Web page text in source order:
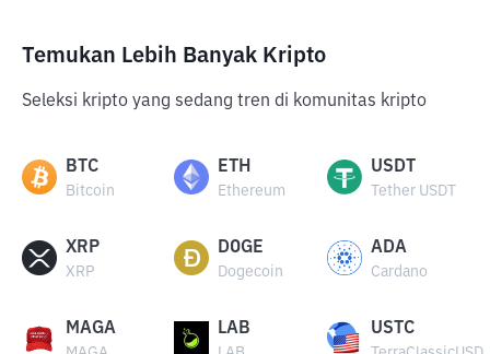
Temukan Lebih Banyak Kripto
Seleksi kripto yang sedang tren di komunitas kripto
BTC
Bitcoin
ETH
Ethereum
USDT
Tether USDT
XRP
XRP
DOGE
Dogecoin
ADA
Cardano
MAGA LAB USTC